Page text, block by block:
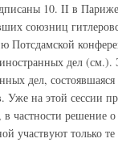
10. II в Париже
союзниц
дел (см.).
дел,
Уже на этой сессии
частности решение
участвуют только те